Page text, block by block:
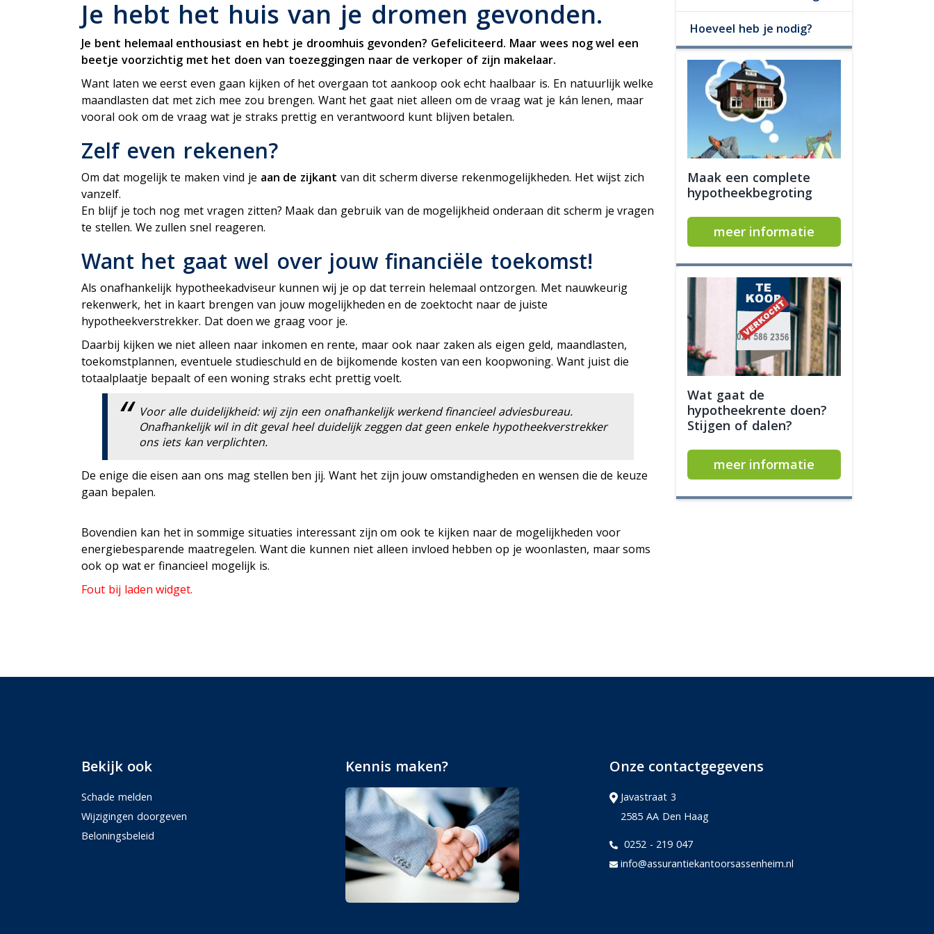
Uitvaartverzekering
Zorgverzekering
Pensioen
Je hebt het huis van je dromen gevonden.
Je bent helemaal enthousiast en hebt je droomhuis gevonden? Gefeliciteerd. Maar wees nog wel een
beetje voorzichtig met het doen van toezeggingen naar de verkoper of zijn makelaar.
Want laten we eerst even gaan kijken of het overgaan tot aankoop ook echt haalbaar is. En natuurlijk welke
maandlasten dat met zich mee zou brengen. Want het gaat niet alleen om de vraag wat je kán lenen, maar
vooral ook om de vraag wat je straks prettig en verantwoord kunt blijven betalen.
Zelf even rekenen?
Om dat mogelijk te maken vind je aan de zijkant van dit scherm diverse rekenmogelijkheden. Het wijst zich
vanzelf.
En blijf je toch nog met vragen zitten? Maak dan gebruik van de mogelijkheid onderaan dit scherm je vragen
te stellen. We zullen snel reageren.
Want het gaat wel over jouw financiële toekomst!
Als onafhankelijk hypotheekadviseur kunnen wij je op dat terrein helemaal ontzorgen. Met nauwkeurig
rekenwerk, het in kaart brengen van jouw mogelijkheden en de zoektocht naar de juiste
hypotheekverstrekker. Dat doen we graag voor je.
Daarbij kijken we niet alleen naar inkomen en rente, maar ook naar zaken als eigen geld, maandlasten,
toekomstplannen, eventuele studieschuld en de bijkomende kosten van een koopwoning. Want juist die
totaalplaatje bepaalt of een woning straks echt prettig voelt.
Voor alle duidelijkheid: wij zijn een onafhankelijkwerkend financieel adviesbureau.
Onafhankelijk wil in dit geval heel duidelijk zeggen dat geen enkele hypotheekverstrekker
ons iets kan verplichten.
De enige die eisen aan ons mag stellen ben jij. Want het zijn jouw omstandigheden en wensen die de keuze
gaan bepalen.
Bovendien kan het in sommige situaties interessant zijn om ook te kijken naar de mogelijkheden voor
energiebesparende maatregelen. Want die kunnen niet alleen invloed hebben op je woonlasten, maar soms
ook op wat er financieel mogelijk is.
Fout bij laden widget.
Hoeveel heb je nodig?
Maak een complete
hypotheekbegroting
meer informatie
Wat gaat de
hypotheekrente doen?
Stijgen of dalen?
meer informatie
Bekijk ook
Schade melden
Wijzigingen doorgeven
Beloningsbeleid
Kennis maken? Onze contactgegevens
Javastraat 3
2585 AA Den Haag
0252 - 219 047
info@assurantiekantoorsassenheim.nl